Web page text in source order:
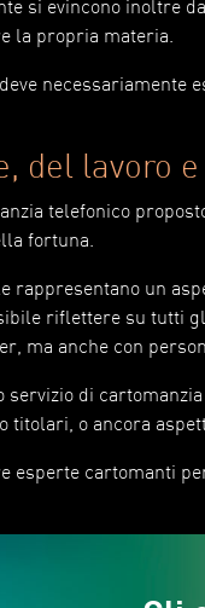
si evincono inoltre
la propria materia.
necessariamente
del lavoro
telefonico
fortuna.
rappresentano un
riflettere su tutti
ma anche con
di
titolari, o ancora
esperte cartomanti